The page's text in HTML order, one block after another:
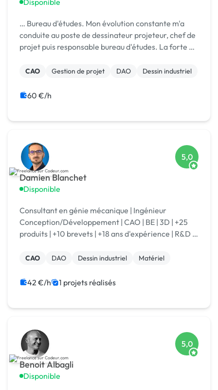
Disponible
… Bureau d'études. Mon évolution constante m'a
conduite au poste de dessinateur projeteur, chef de
projet puis responsable bureau d'études. La forte …
CAO Gestion de projet DAO Dessin industriel
60 €/h
Damien Blanchet
Disponible
5,0
Consultant en génie mécanique | Ingénieur
Conception/Développement | CAO | BE | 3D | +25
produits | +10 brevets | +18 ans d'expérience | R&D |
CAO DAO Dessin industriel Matériel
42 €/h 1 projets réalisés
Benoit Albagli
Disponible
5,0